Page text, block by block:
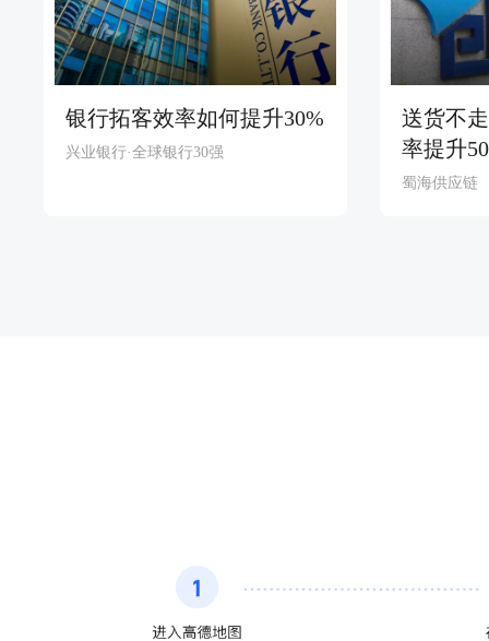
银行拓客效率如何提升30%
兴业银行·全球银行30强
送货不
率提升
蜀海供应链